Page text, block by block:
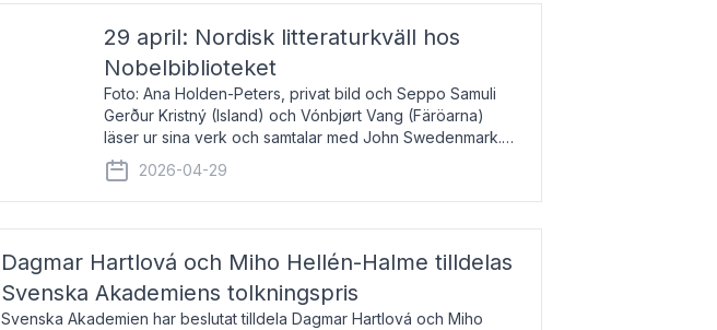
29 april: Nordisk litteraturkväll hos
Nobelbiblioteket
Foto: Ana Holden-Peters, privat bild och Seppo Samuli
Gerður Kristný (Island) och Vónbjørt Vang (Färöarna)
läser ur sina verk och samtalar med John Swedenmark.
De läser upp på färöiska, isländska och svenska och talar
om språk och poesi – o
2026-04-29
Dagmar Hartlová och Miho Hellén-Halme tilldelas
Svenska Akademiens tolkningspris
Svenska Akademien har beslutat tilldela Dagmar Hartlová och Miho